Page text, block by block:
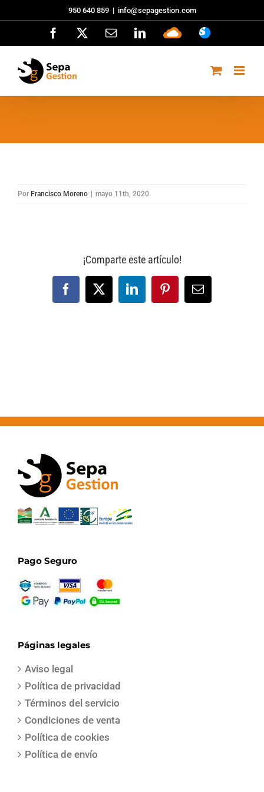
al
950 640 859 | info@sepagestion.com
Facebook
CorreoLinkedIn
Sepa
Por Francisco Moreno | mayo 11th, 2020
¡Comparte este artículo!
Facebook
X LinkedInPinterestCorreo
electrónico
Pago Seguro
Páginas legales
Aviso legal
Política de privacidad
Términos del servicio
Condiciones de venta
Política de cookies
Política de envío